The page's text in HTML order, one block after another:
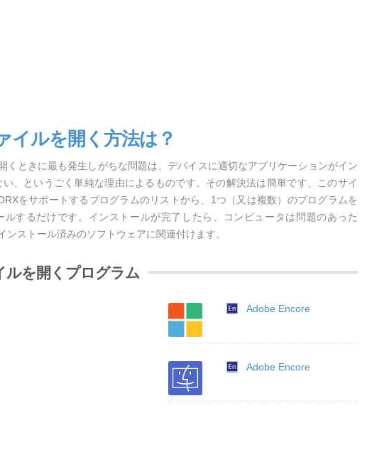
イルを開く方法は？
くときに最も発生しがちな問題は、デバイスに適切なアプリケーションがイン
い、というごく単純な理由によるものです。その解決法は簡単です、このサイ
をサポートするプログラムのリストから、1つ（又は複数）のプログラムを
ルするだけです。インストールが完了したら、コンピュータは問題のあった
ンストール済みのソフトウェアに関連付けます。
ルを開くプログラム
Adobe Encore
Adobe Encore